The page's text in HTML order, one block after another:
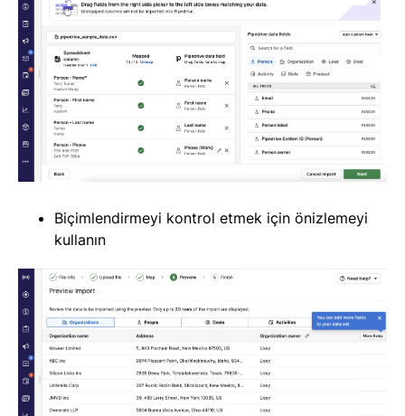
Biçimlendirmeyi kontrol etmek için önizlemeyi
kullanın